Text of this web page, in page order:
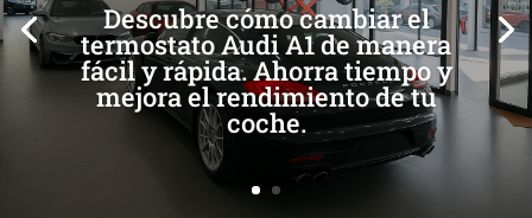
Descubre cómo cambiar el
termostato Audi A1 de manera
fácil y rápida. Ahorra tiempo y
mejora el rendimiento de tu
coche.